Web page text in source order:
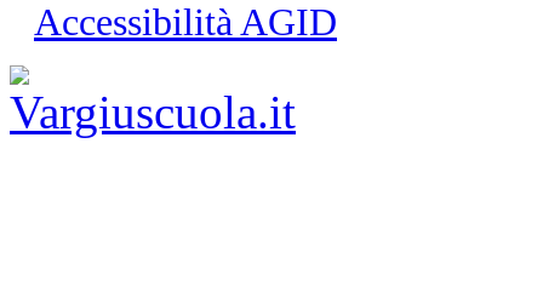
Accessibilità AGID